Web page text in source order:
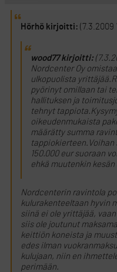
Hörhö kirjoitti: (7.3.2009
wood77 kirjoitti:
Nordcenter Oy
ulkopuolista
pyörinyt omillaan tai
hallituksen ja
tehnyt
oikeudenmukaista
määrätty summa
150.000 eur suoraan
ehkä muutenkin kesän
Nordcenterin ravintola
kulurakenteeltaan hyvin
siinä ei ole yrittäjää,
siis ole joutunut
keittiön koneista ja
edes ilman
kulujaan, niin en
perimään.